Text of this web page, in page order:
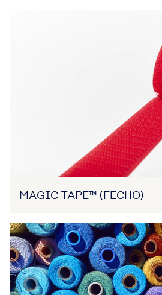
MAGIC TAPE™ (FECHO)